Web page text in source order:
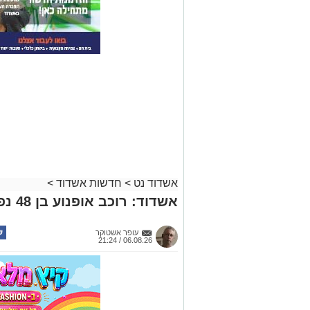
אשדוד נט > חדשות אשדוד >
אשדוד: רוכב אופנוע בן 48 נפצע בינוני בתאונה
עופר אשטוקר
06.08.26 / 21:24